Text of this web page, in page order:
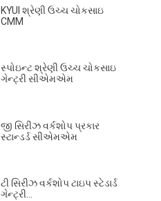
KYUI શ્રેણી ઉચ્ચ ચોકસાઇ
CMM
સ્પોઇન્ટ શ્રેણી ઉચ્ચ ચોકસાઇ
ગેન્ટ્રી સીએમએમ
જી સિરીઝ વર્કશોપ પ્રકાર
સ્ટાન્ડર્ડ સીએમએમ
ટી સિરીઝ વર્કશોપ ટાઇપ સ્ટેડાર્ડ
ગેન્ટ્રી...